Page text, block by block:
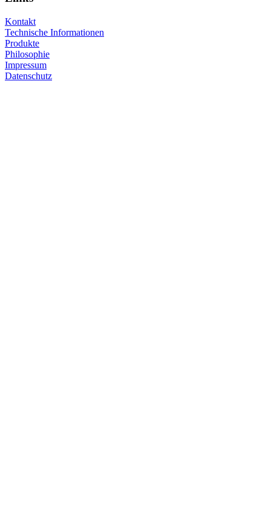
Kontakt
Technische Informationen
Produkte
Philosophie
Impressum
Datenschutz